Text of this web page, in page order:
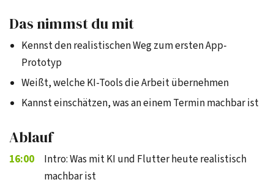
Das nimmst du mit
Kennst den realistischen Weg zum ersten App-
Prototyp
Weißt, welche KI-Tools die Arbeit übernehmen
Kannst einschätzen, was an einem Termin machbar ist
Ablauf
16:00
Intro: Was mit KI und Flutter heute realistisch
machbar ist